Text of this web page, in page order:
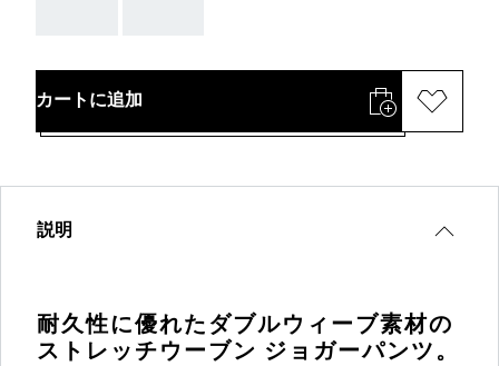
カートに追加
説明
耐久性に優れたダブルウィーブ素材の
ストレッチウーブン ジョガーパンツ。